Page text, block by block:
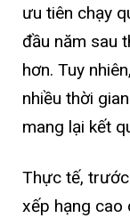
ưu tiên chạy
đầu năm sau
hơn. Tuy
nhiều thời
mang lại kết
Thực tế,
xếp hạng cao